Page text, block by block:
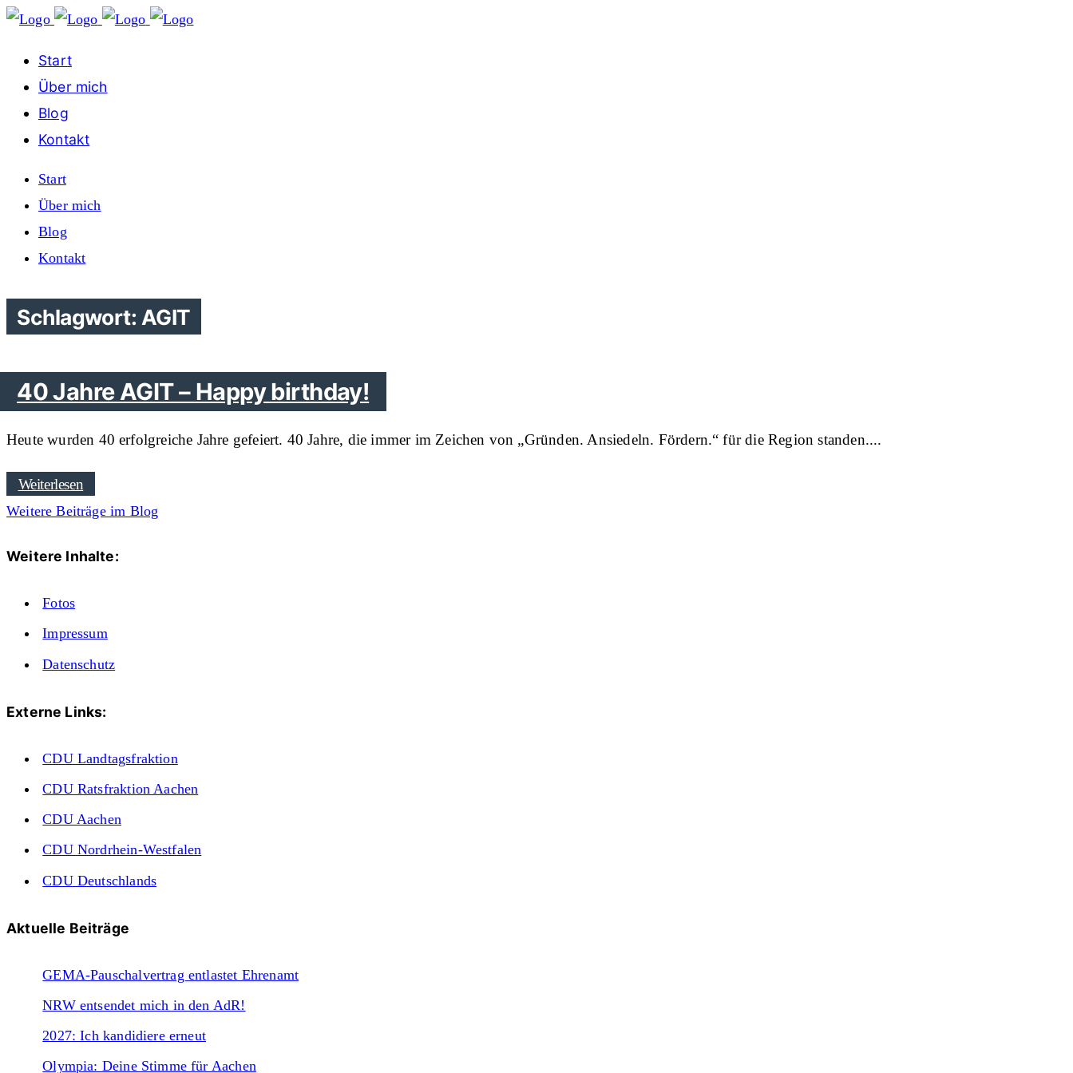
Start
Über mich
Blog
Kontakt
Start
Über mich
Blog
Kontakt
Schlagwort: AGIT
40 Jahre AGIT – Happy birthday!
Heute wurden 40 erfolgreiche Jahre gefeiert. 40 Jahre, die immer im Zeichen von „Gründen. Ansiedeln. Fördern.“ für die Region standen.
Weiterlesen
Weitere Beiträge im Blog
Weitere Inhalte:
Fotos
Impressum
Datenschutz
Externe Links:
CDU Landtagsfraktion
CDU Ratsfraktion Aachen
CDU Aachen
CDU Nordrhein-Westfalen
CDU Deutschlands
Aktuelle Beiträge
GEMA-Pauschalvertrag entlastet Ehrenamt
NRW entsendet mich in den AdR!
2027: Ich kandidiere erneut
Olympia: Deine Stimme für Aachen